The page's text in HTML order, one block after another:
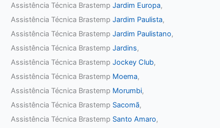
Assistência Técnica BrastempJardim Europa,
Assistência Técnica BrastempJardim Paulista,
Assistência Técnica BrastempJardim Paulistano,
Assistência Técnica BrastempJardins,
Assistência Técnica BrastempJockey Club,
Assistência Técnica Brastemp Moema,
Assistência Técnica Brastemp Morumbi,
Assistência Técnica Brastemp Sacomã,
Assistência Técnica Brastemp Santo Amaro,